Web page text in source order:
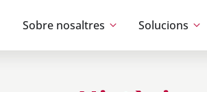
Sobre nosaltres Solucions